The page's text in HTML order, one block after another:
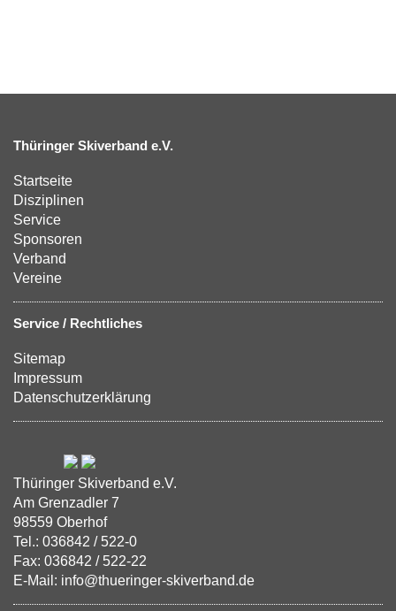
Thüringer Skiverband e.V.
Startseite
Disziplinen
Service
Sponsoren
Verband
Vereine
Service / Rechtliches
Sitemap
Impressum
Datenschutzerklärung
Thüringer Skiverband e.V.
Am Grenzadler 7
98559 Oberhof
Tel.: 036842 / 522-0
Fax: 036842 / 522-22
E-Mail: info@thueringer-skiverband.de